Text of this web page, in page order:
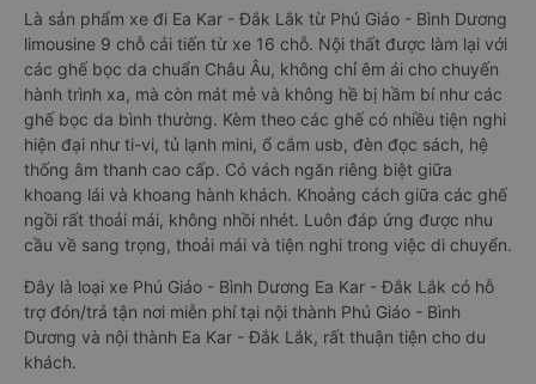
Là sản phẩm xe đi Ea Kar - Đắk Lắk từ Phú Giáo - Bình Dương
limousine 9 chỗ cải tiến từ xe 16 chỗ. Nội thất được làm lại với
các ghế bọc da chuẩn Châu Âu, không chỉ êm ái cho chuyến
hành trình xa, mà còn mát mẻ và không hề bị hầm bí như các
ghế bọc da bình thường. Kèm theo các ghế có nhiều tiện nghi
hiện đại như ti-vi, tủ lạnh mini, ổ cắm usb, đèn đọc sách, hệ
thống âm thanh cao cấp. Có vách ngăn riêng biệt giữa
khoang lái và khoang hành khách. Khoảng cách giữa các ghế
ngồi rất thoải mái, không nhồi nhét. Luôn đáp ứng được nhu
cầu về sang trọng, thoải mái và tiện nghi trong việc di chuyển.
Đây là loại xe Phú Giáo - Bình Dương Ea Kar - Đắk Lắk có hỗ
trợ đón/trả tận nơi miễn phí tại nội thành Phú Giáo - Bình
Dương và nội thành Ea Kar - Đắk Lắk, rất thuận tiện cho du
khách.